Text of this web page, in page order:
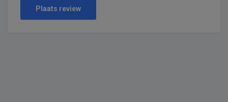
Plaats review